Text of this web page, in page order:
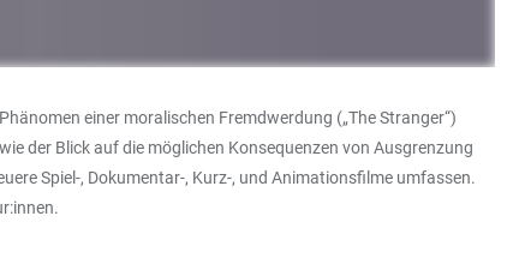
einer moralischen Fremdwerdung („The Stranger“)
der Blick auf die möglichen Konsequenzen von Ausgrenzung
Spiel-, Dokumentar-, Kurz-, und Animationsfilme umfassen.